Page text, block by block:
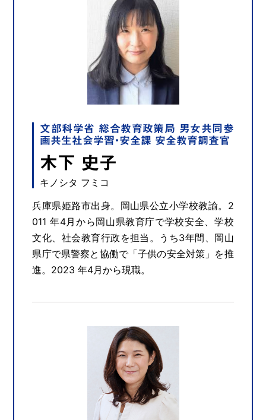
文部科学省 総合教育政策局 男女共同参
画共生社会学習・安全課 安全教育調査官
木下 史子
キノシタ フミコ
兵庫県姫路市出身。岡山県公立小学校教諭。2
011 年4月から岡山県教育庁で学校安全、学校
文化、社会教育行政を担当。うち3年間、岡山
県庁で県警察と協働で「子供の安全対策」を推
進。2023 年4月から現職。